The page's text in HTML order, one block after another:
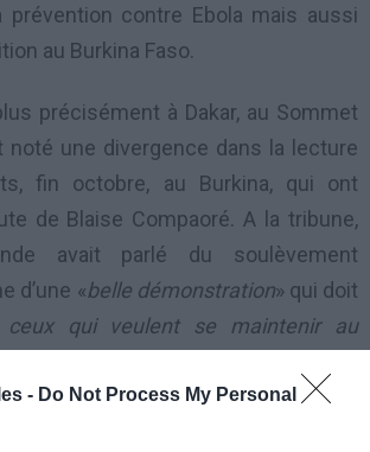
- Do Not Process My Personal
contre Ebola mais aussi
au Burkina Faso.
précisément à Dakar, au Sommet
noté une divergence dans la lecture
fin octobre, au Burkina, qui ont
de Blaise Compaoré. A la tribune,
avait parlé du soulèvement
d’une «belle démonstration» qui doit
ceux qui veulent se maintenir au
pas d’insurrections et de